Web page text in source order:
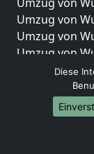
Umzug von
Umzug von
Umzug von
Umzug von
Umzug von
Umzug von
Umzug von
Umzug von
Diese